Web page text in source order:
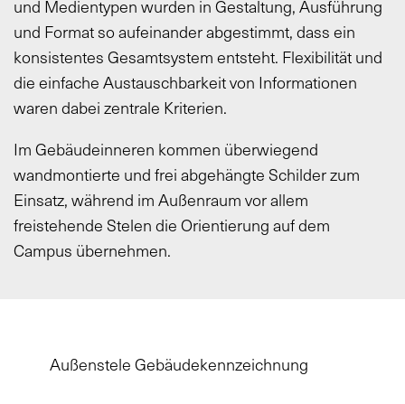
und Medientypen wurden in Gestaltung, Ausführung
und Format so aufeinander abgestimmt, dass ein
konsistentes Gesamtsystem entsteht. Flexibilität und
die einfache Austauschbarkeit von Informationen
waren dabei zentrale Kriterien.
Im Gebäudeinneren kommen überwiegend
wandmontierte und frei abgehängte Schilder zum
Einsatz, während im Außenraum vor allem
freistehende Stelen die Orientierung auf dem
Campus übernehmen.
Außenstele Gebäudekennzeichnung